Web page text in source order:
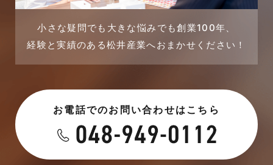
小さな疑問でも大きな悩みでも創業100年、
経験と実績のある松井産業へおまかせください！
お電話でのお問い合わせはこちら